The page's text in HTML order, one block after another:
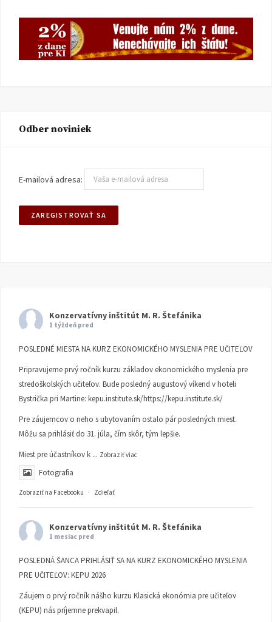
Odber noviniek
E-mailová adresa:
Konzervatívny inštitút M. R. Štefánika
1 týždeň pred
POSLEDNÉ MIESTA NA KURZ EKONOMICKÉHO MYSLENIA PRE UČITEĽOV
Pripravujeme prvý ročník kurzu základov ekonomického myslenia pre
stredoškolských učiteľov. Bude posledný augustový víkend v hoteli
Bystrička pri Martine: kepu.institute.sk/https://kepu.institute.sk/
Pre záujemcov o neho s ubytovaním ostalo pár posledných miest.
Môžu sa prihlásiť do 31. júla, čím skôr, tým lepšie.
Miest pre účastníkov k ... Zobraziť viac
Fotografia
Zobraziť na Facebooku · Zdieľať
Konzervatívny inštitút M. R. Štefánika
1 mesiac pred
POSLEDNÁ ŠANCA PRIHLÁSIŤ SA NA KURZ EKONOMICKÉHO MYSLENIA
PRE UČITEĽOV: KEPU 2026
Záujem o prvý ročník nášho kurzu Klasická ekonómia pre učiteľov
(KEPU) nás príjemne prekvapil.